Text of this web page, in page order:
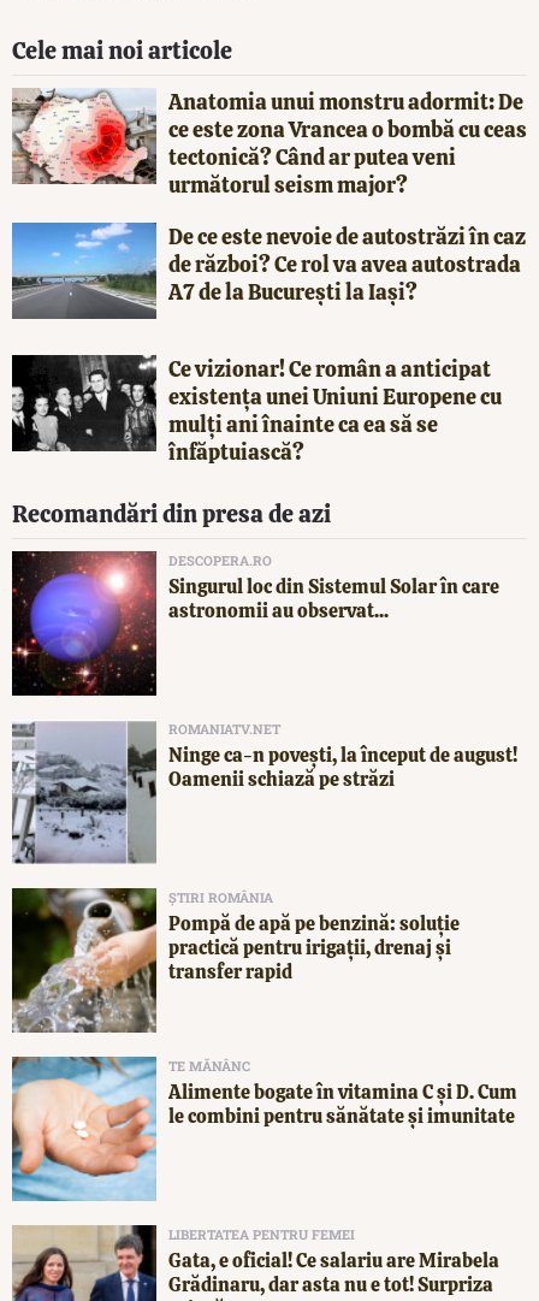
Cele mai noi articole
Anatomia unui monstru adormit: De
ce este zona Vrancea o bombă cu ceas
tectonică? Când ar putea veni
următorul seism major?
De ce este nevoie de autostrăzi în caz
de război? Ce rol va avea autostrada
A7 de la București la Iași?
Ce vizionar! Ce român a anticipat
existența unei Uniuni Europene cu
mulți ani înainte ca ea să se
înfăptuiască?
Recomandări din presa de azi
DESCOPERA.RO
Singurul loc din Sistemul Solar în care
astronomii au observat...
ROMANIATV.NET
Ninge ca-n povești, la început de august!
Oamenii schiază pe străzi
ȘTIRI ROMÂNIA
Pompă de apă pe benzină: soluție
practică pentru irigații, drenaj și
transfer rapid
TE MĂNÂNC
Alimente bogate în vitamina C și D. Cum
le combini pentru sănătate și imunitate
LIBERTATEA PENTRU FEMEI
Gata, e oficial! Ce salariu are Mirabela
Grădinaru, dar asta nu e tot! Surpriza